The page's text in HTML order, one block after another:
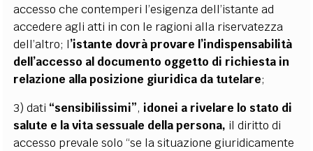
accesso che contemperi l’esigenza dell’istante ad
accedere agli atti in con le ragioni alla riservatezza
dell’altro; l’istante dovrà provare l’indispensabilità
dell’accesso al documento oggetto di richiesta in
relazione alla posizione giuridica da tutelare;
3) dati “sensibilissimi”, idonei a rivelare lo stato di
salute e la vita sessuale della persona, il diritto di
accesso prevale solo “se la situazione giuridicamente